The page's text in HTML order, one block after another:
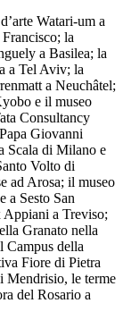
Watari-um a
la
a Basilea; la
a Tel Aviv; la
a Neuchâtel;
e il museo
Consultancy
Giovanni
Scala di Milano e
Volto di
ad Arosa; il museo
a Sesto San
Appiani a Treviso;
Granato nella
Campus della
Fiore di Pietra
Mendrisio, le terme
del Rosario a